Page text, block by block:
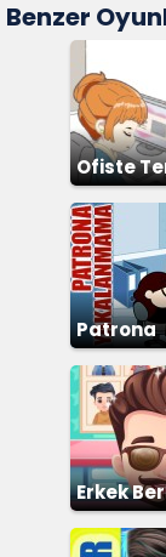
Benzer
Ofiste
Patrona
Erkek